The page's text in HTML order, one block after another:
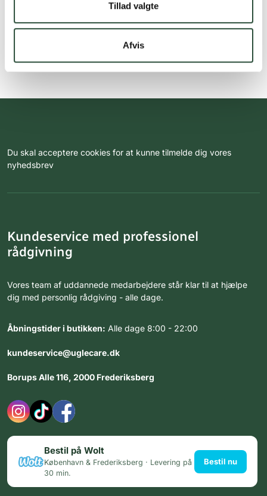
Tillad valgte
Afvis
Du skal acceptere cookies for at kunne tilmelde dig vores
nyhedsbrev
Kundeservice med professionel
rådgivning
Vores team af uddannede medarbejdere står klar til at hjælpe
dig med personlig rådgiving - alle dage.
Åbningstider i butikken: Alle dage 8:00 - 22:00
kundeservice@uglecare.dk
Borups Alle 116, 2000 Frederiksberg
Bestil på Wolt
København & Frederiksberg · Levering på
30 min.
Bestil nu